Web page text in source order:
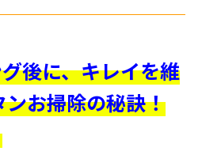
後に、キレイを維
お掃除の秘訣！